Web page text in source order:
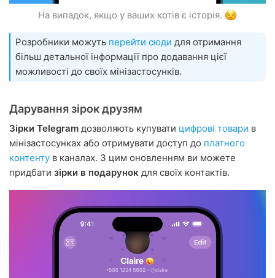
На випадок, якщо у ваших котів є історія.
Розробники можуть перейти сюди для отримання
більш детальної інформації про додавання цієї
можливості до своїх мінізастосунків.
Дарування зірок друзям
Зірки Telegram дозволяють купувати цифрові товари в
мінізастосунках або отримувати доступ до платного
контенту в каналах. З цим оновленням ви можете
придбати зірки в подарунок для своїх контактів.